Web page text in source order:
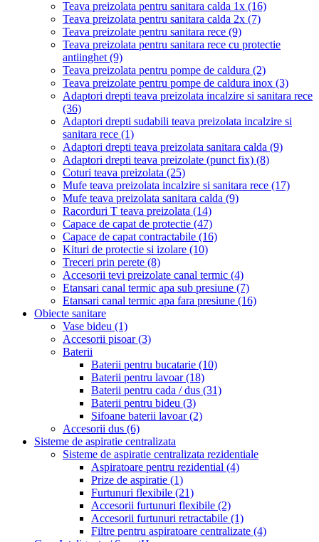
Teava preizolata pentru sanitara calda 1x (16)
Teava preizolata pentru sanitara calda 2x (7)
Teava preizolate pentru sanitara rece (9)
Teava preizolata pentru sanitara rece cu protectie
antiinghet (9)
Teava preizolata pentru pompe de caldura (2)
Teava preizolate pentru pompe de caldura inox (3)
Adaptori drepti teava preizolata incalzire si sanitara rece
(36)
Adaptori drepti sudabili teava preizolata incalzire si
sanitara rece (1)
Adaptori drepti teava preizolata sanitara calda (9)
Adaptori drepti teava preizolate (punct fix) (8)
Coturi teava preizolata (25)
Mufe teava preizolata incalzire si sanitara rece (17)
Mufe teava preizolata sanitara calda (9)
Racorduri T teava preizolata (14)
Capace de capat de protectie (47)
Capace de capat contractabile (16)
Kituri de protectie si izolare (10)
Treceri prin perete (8)
Accesorii tevi preizolate canal termic (4)
Etansari canal termic apa sub presiune (7)
Etansari canal termic apa fara presiune (16)
Obiecte sanitare
Vase bideu (1)
Accesorii pisoar(3)
Baterii
Baterii pentru bucatarie (10)
Baterii pentru lavoar(18)
Baterii pentru cada / dus (31)
Baterii pentru bideu (3)
Sifoane baterii lavoar(2)
Accesorii dus (6)
Sisteme de aspiratie centralizata
Sisteme de aspiratie centralizata rezidentiale
Aspiratoare pentru rezidential (4)
Prize de aspiratie (1)
Furtunuri flexibile (21)
Accesorii furtunuri flexibile (2)
Accesorii furtunuri retractabile (1)
Filtre pentru aspiratoare centralizate (4)